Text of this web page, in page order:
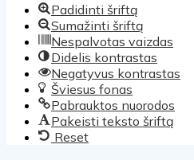
Padidinti šriftą
Sumažinti šriftą
Nespalvotas vaizdas
Didelis kontrastas
Negatyvus kontrastas
Šviesus fonas
Pabrauktos nuorodos
Pakeisti teksto šriftą
Reset